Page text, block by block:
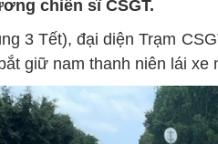
chiến sĩ CSGT.
3 Tết), đại diện Trạm
giữ nam thanh niên lái xe